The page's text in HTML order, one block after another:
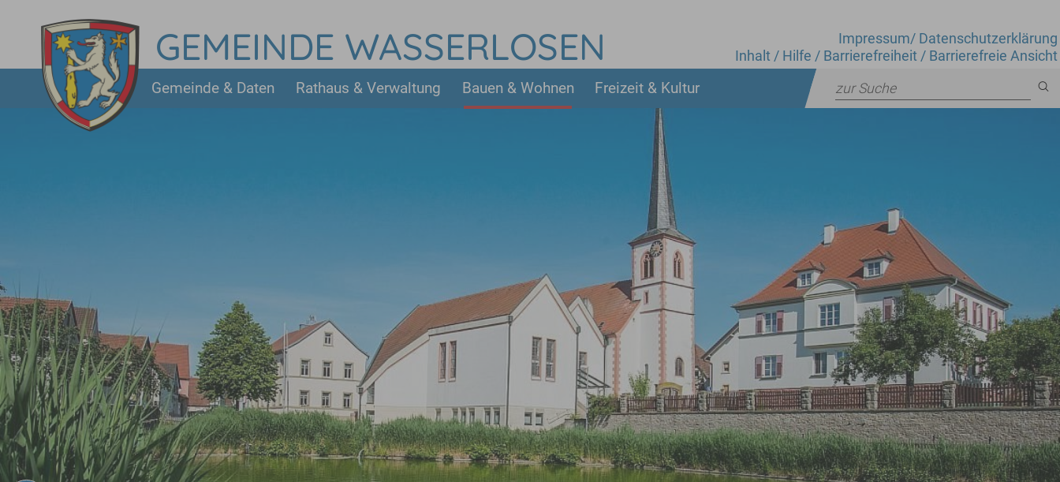
GEMEINDE WASSERLOSEN Impressum/ Datenschutzerklärung
Inhalt/ Hilfe / Barrierefreiheit/ Barrierefreie Ansicht
Gemeinde & Daten Rathaus & Verwaltung Bauen & Wohnen Freizeit & Kultur